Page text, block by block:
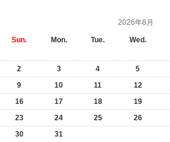
2026年8月
Sun. Mon. Tue. Wed.
2
3 4 5
9
10 11 12
16
17 18 19
23
24 25 26
30
31